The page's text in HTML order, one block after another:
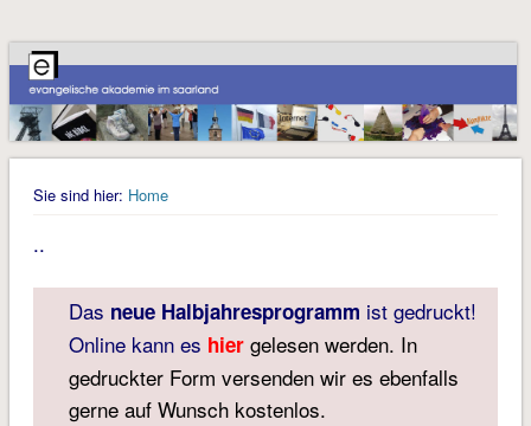
Sie sind hier: Home
..
Das neue Halbjahresprogramm ist gedruckt!
Online kann es hier gelesen werden. In
gedruckter Form versenden wir es ebenfalls
gerne auf Wunsch kostenlos.